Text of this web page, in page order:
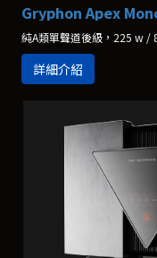
Gryphon Apex
純A類單聲道後級，225 w
詳細介紹